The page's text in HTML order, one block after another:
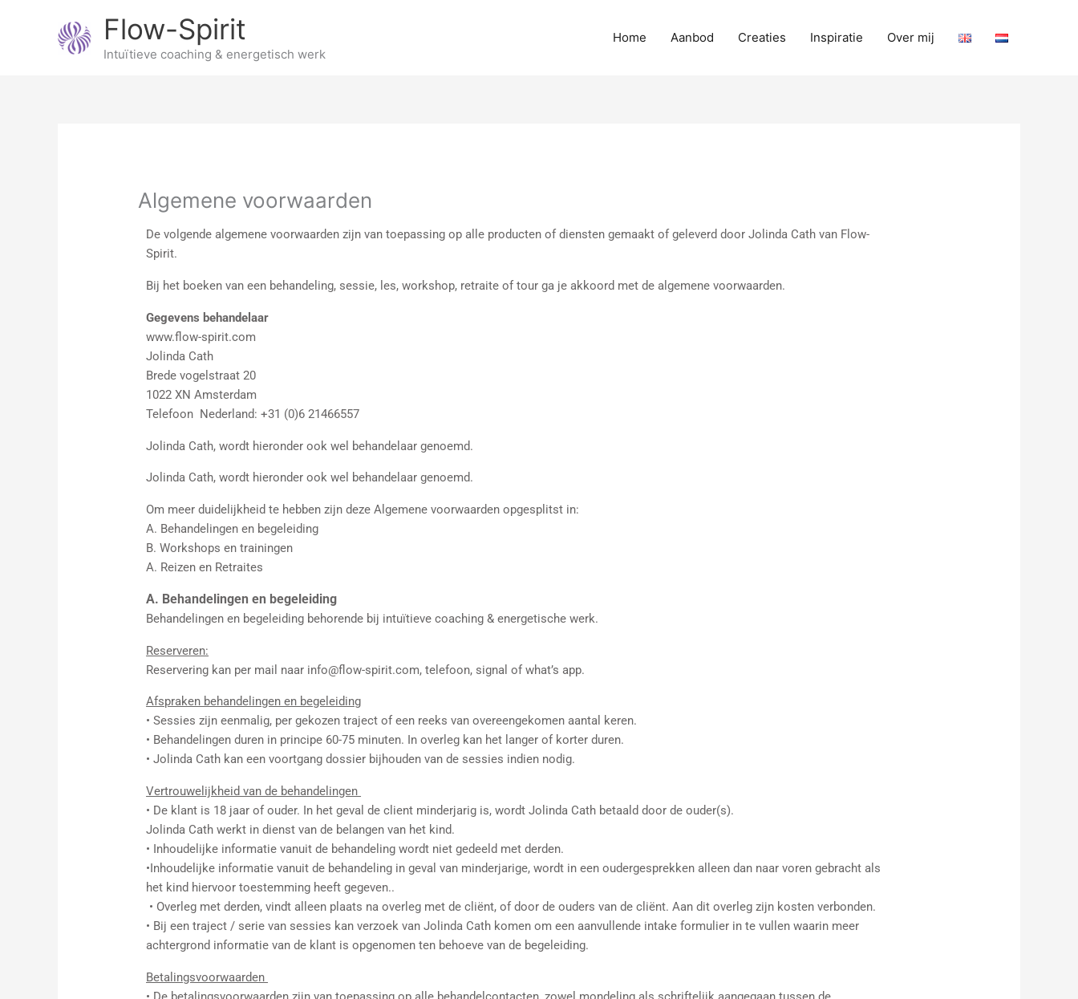
Flow-Spirit
Intuïtieve coaching & energetisch werk
Home Aanbod Creaties Inspiratie Over mij
Algemene voorwaarden
De volgende algemene voorwaarden zijn van toepassing op alle producten of diensten gemaakt of geleverd door Jolinda Cath van Flow-
Spirit.
Bij het boeken van een behandeling, sessie, les, workshop, retraite of tour ga je akkoord met de algemene voorwaarden.
Gegevens behandelaar
www.flow-spirit.com
Jolinda Cath
Brede vogelstraat 20
1022 XN Amsterdam
Telefoon Nederland: +31 (0)6 21466557
Jolinda Cath, wordt hieronder ook wel behandelaar genoemd.
Jolinda Cath, wordt hieronder ook wel behandelaar genoemd.
Om meer duidelijkheid te hebben zijn deze Algemene voorwaarden opgesplitst in:
A. Behandelingen en begeleiding
B. Workshops en trainingen
A. Reizen en Retraites
A. Behandelingen en begeleiding
Behandelingen en begeleiding behorende bij intuïtieve coaching & energetische werk.
Reserveren:
Reservering kan per mail naar info@flow-spirit.com, telefoon, signal of what’s app.
Afspraken behandelingen en begeleiding
• Sessies zijn eenmalig, per gekozen traject of een reeks van overeengekomen aantal keren.
• Behandelingen duren in principe 60-75 minuten. In overleg kan het langer of korter duren.
• Jolinda Cath kan een voortgang dossier bijhouden van de sessies indien nodig.
Vertrouwelijkheid van de behandelingen
• De klant is 18 jaar of ouder. In het geval de client minderjarig is, wordt Jolinda Cath betaald door de ouder(s).
Jolinda Cath werkt in dienst van de belangen van het kind.
• Inhoudelijke informatie vanuit de behandeling wordt niet gedeeld met derden.
•Inhoudelijke informatie vanuit de behandeling in geval van minderjarige, wordt in een oudergesprekken alleen dan naar voren gebracht als
het kind hiervoor toestemming heeft gegeven..
• Overleg met derden, vindt alleen plaats na overleg met de cliënt, of door de ouders van de cliënt. Aan dit overleg zijn kosten verbonden.
• Bij een traject / serie van sessies kan verzoek van Jolinda Cath komen om een aanvullende intake formulier in te vullen waarin meer
achtergrond informatie van de klant is opgenomen ten behoeve van de begeleiding.
Betalingsvoorwaarden